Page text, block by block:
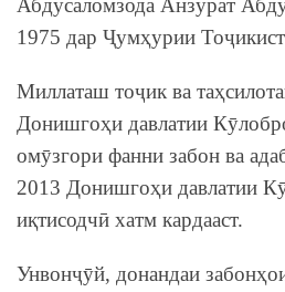
Абдусаломзода Анзурат
1975 дар Ҷумҳурии
Миллаташ тоҷик ва
Донишгоҳи давлатии
омӯзгори фанни забон ва
2013 Донишгоҳи давлатии
иқтисодчӣ хатм кардааст.
Унвонҷӯй, донандаи